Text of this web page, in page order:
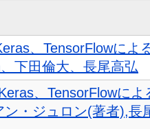
、TensorFlowによ
下田倫大、長尾高弘
、TensorFlowに
・ジュロン(著者),長